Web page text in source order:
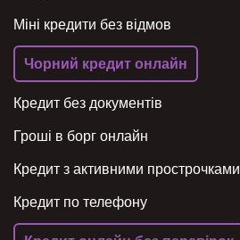
Міні кредити без відмов
Чорний кредит онлайн
Кредит без документів
Гроші в борг онлайн
Кредит з активними прострочками
Кредит по телефону